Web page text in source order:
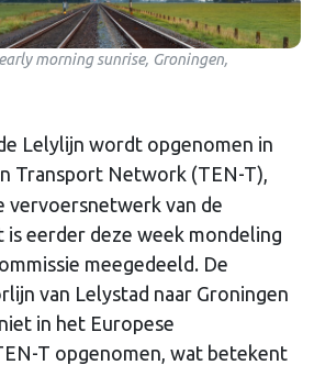
morning sunrise, Groningen,
Lelylijn wordt opgenomen in
Transport Network (TEN-T),
vervoersnetwerk van de
is eerder deze week mondeling
meegedeeld. De
van Lelystad naar Groningen
in het Europese
T opgenomen, wat betekent